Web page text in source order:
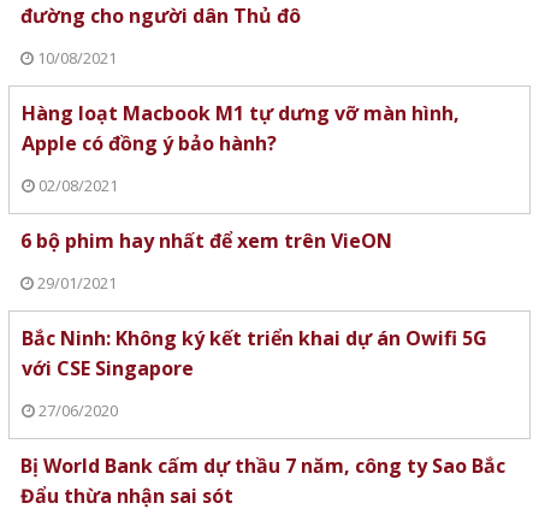
đường cho người dân Thủ đô
10/08/2021
Hàng loạt Macbook M1 tự dưng vỡ màn hình,
Apple có đồng ý bảo hành?
02/08/2021
6 bộ phim hay nhất để xem trên VieON
29/01/2021
Bắc Ninh: Không ký kết triển khai dự án Owifi 5G
với CSE Singapore
27/06/2020
Bị World Bank cấm dự thầu 7 năm, công ty Sao Bắc
Đẩu thừa nhận sai sót